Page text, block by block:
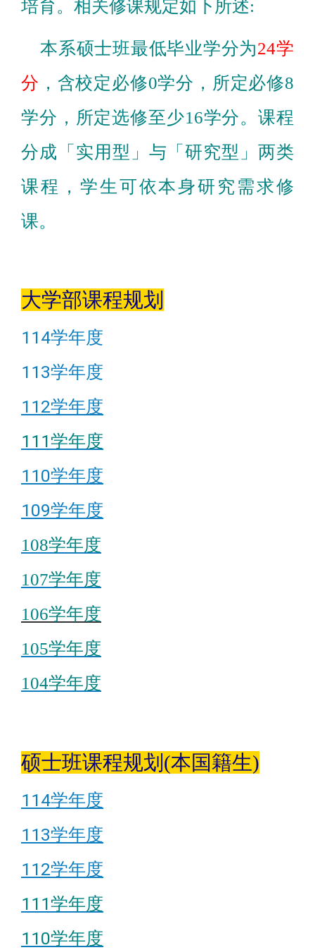
培育。相关修课规定如下所述:
本系硕士班最低毕业学分为24学
分 ，含校定必修0学分，所定必修8
学分，所定选修至少16学分。课程
分成「实用型」与「研究型」两类
课程，学生可依本身研究需求修
课。
大学部课程规划
114学年度
113学年度
112学年度
111学年度
110学年度
109学年度
108学年度
107学年度
106学年度
105学年度
104学年度
硕士班课程规划(本国籍生)
114学年度
113学年度
112学年度
111学年度
110学年度